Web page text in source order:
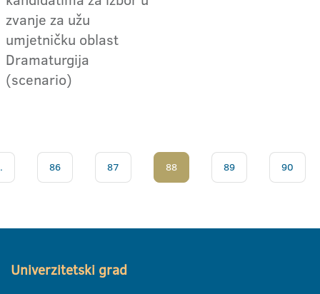
zvanje za užu
umjetničku oblast
Dramaturgija
(scenario)
86 87 88 89 90
Univerzitetski grad